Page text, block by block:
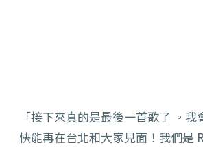
「接下來真的是最後一首歌了 。
快能再在台北和大家見面！我們是